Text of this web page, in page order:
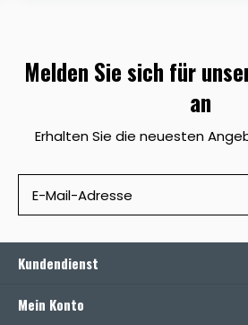
Melden Sie sich für
an
Erhalten Sie die neuesten
Kundendienst
Mein Konto